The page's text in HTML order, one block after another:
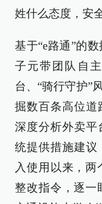
姓什么态度，安
基于“e路通”的
子元带团队自
台、“骑行守护”
掘数百条高位道
深度分析外卖平
统提供措施建议
入使用以来，两
整改指令，逐一